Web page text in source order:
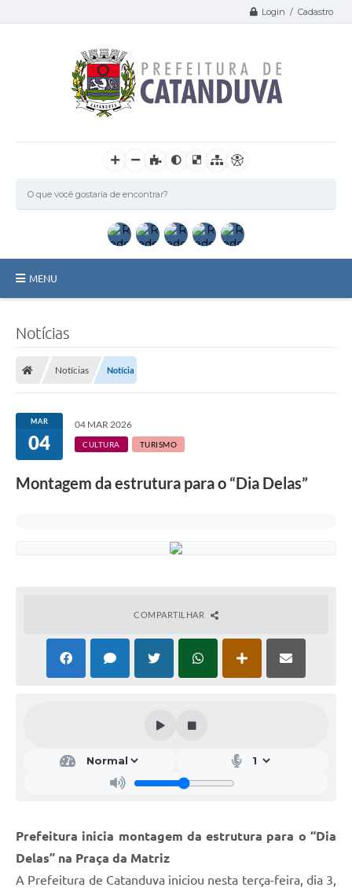
Login / Cadastro
MENU
Licitações / PCA
Transparência
A Prefeitura
Notícias
Notícias Notícia
MAR
04
04 MAR 2026
CULTURA TURISMO
Montagem da estrutura para o “Dia Delas”
COMPARTILHAR
Prefeitura inicia montagem da estrutura para o “Dia
Delas” na Praça da Matriz
A Prefeitura de Catanduva iniciou nesta terça-feira, dia 3,